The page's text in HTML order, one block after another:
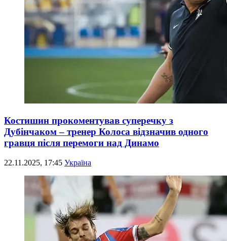
Костишин прокоментував суперечку з
Дубінчаком – тренер Колоса відзначив одного
гравця після перемоги над Динамо
22.11.2025, 17:45 Україна